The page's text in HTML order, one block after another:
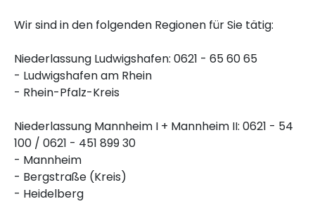
Wir sind in den folgenden Regionen für Sie tätig:
Niederlassung Ludwigshafen: 0621 - 65 60 65
- Ludwigshafen am Rhein
- Rhein-Pfalz-Kreis
Niederlassung Mannheim I + Mannheim II: 0621 - 54
100 / 0621 - 451 899 30
- Mannheim
- Bergstraße (Kreis)
- Heidelberg